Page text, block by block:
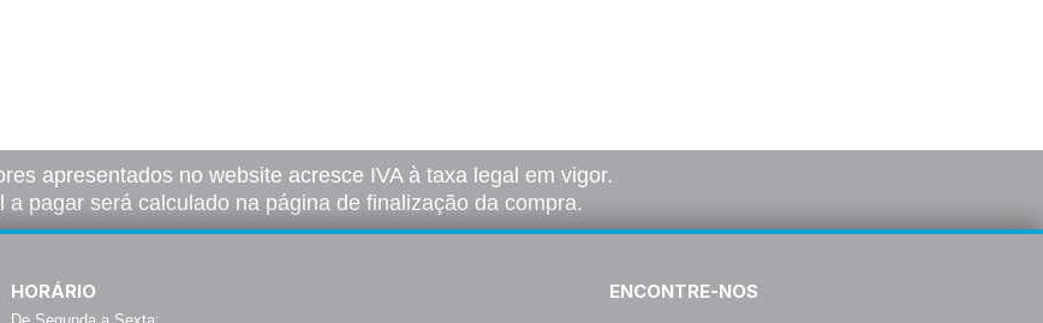
apresentados no website acresce IVA à taxa legal em vigor.
a pagar será calculado na página de finalização da compra.
HORÁRIO ENCONTRE-NOS